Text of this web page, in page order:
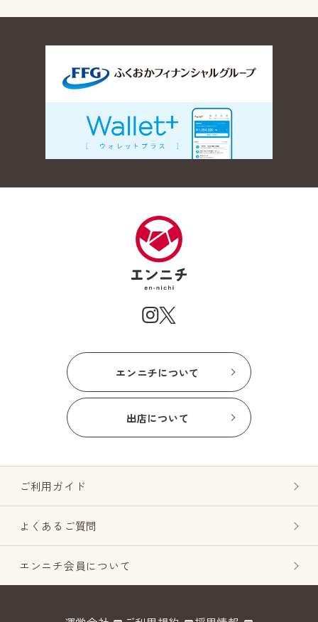
エンニチについて
出店について
ご利用ガイド
よくあるご質問
エンニチ会員について